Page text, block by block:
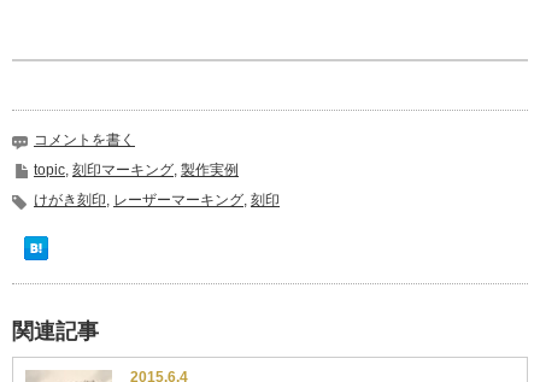
コメントを書く
topic, 刻印マーキング, 製作実例
けがき刻印, レーザーマーキング, 刻印
関連記事
2015.6.4